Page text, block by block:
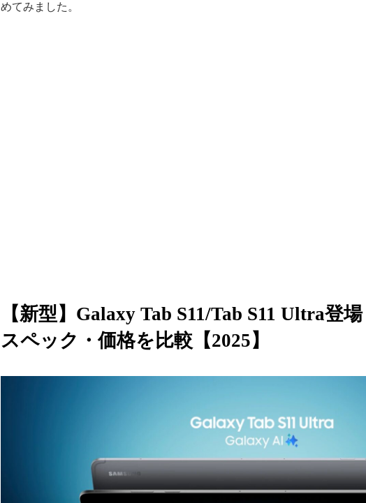
めてみました。
【新型】Galaxy Tab S11/Tab S11 Ultra登
スペック・価格を比較【2025】